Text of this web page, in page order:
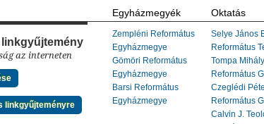
linkgyűjtemény
az interneten
linkgyűjteményre
Egyházmegyék
Zempléni Református
Egyházmegye
Gömöri Református
Egyházmegye
Barsi Református
Egyházmegye
Oktatás
Selye János
Református
Tompa Mihály
Református
Czeglédi
Református
Calvin J.